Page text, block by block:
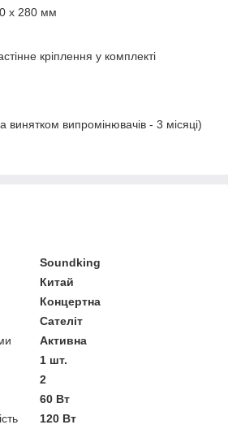
х 280 мм
кріплення у комплекті
винятком випромінювачів - 3 місяці)
Soundking
Китай
Концертна
Сателіт
Активна
1 шт.
2
60 Вт
120 Вт